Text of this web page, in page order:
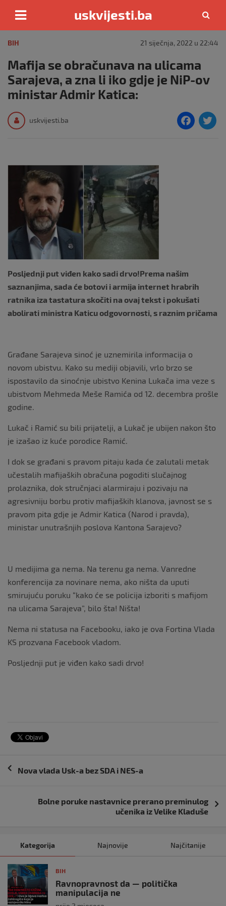
content
uskvijesti.ba
BIH 21 siječnja, 2022 u 22:44
Mafija se obračunava na ulicama
Sarajeva, a zna li iko gdje je NiP-ov
ministar Admir Katica:
uskvijesti.ba
F
Posljednji put viđen kako sadi drvo!Prema našim
saznanjima, sada će botovi i armija internet hrabrih
ratnika iza tastatura skočiti na ovaj tekst i pokušati
abolirati ministra Katicu odgovornosti, s raznim pričama
Građane Sarajeva sinoć je uznemirila informacija o
novom ubistvu. Kako su mediji objavili, vrlo brzo se
ispostavilo da sinoćnje ubistvo Kenina Lukača ima veze s
ubistvom Mehmeda Meše Ramića od 12. decembra prošle
godine.
Lukač i Ramić su bili prijatelji, a Lukač je ubijen nakon što
je izašao iz kuće porodice Ramić.
I dok se građani s pravom pitaju kada će zalutali metak
učestalih mafijaških obračuna pogoditi slučajnog
prolaznika, dok stručnjaci alarmiraju i pozivaju na
agresivniju borbu protiv mafijaških klanova, javnost se s
pravom pita gdje je Admir Katica (Narod i pravda),
ministar unutrašnjih poslova Kantona Sarajevo?
U medijima ga nema. Na terenu ga nema. Vanredne
konferencija za novinare nema, ako ništa da uputi
smirujuću poruku “kako će se policija izboriti s mafijom
na ulicama Sarajeva”, bilo šta! Ništa!
Nema ni statusa na Facebooku, iako je ova Fortina Vlada
KS prozvana Facebook vladom.
Posljednji put je viđen kako sadi drvo!
Navigacija
Nova vlada Usk-a bez SDA i NES-a
Bolne poruke nastavnice prerano preminulog
učenika iz Velike Kladuše
Kategorija Najnovije Najčitanije
BIH
Ravnopravnost da — politička
manipulacija ne